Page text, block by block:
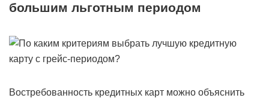
большим льготным периодом
Востребованность кредитных карт можно объяснить